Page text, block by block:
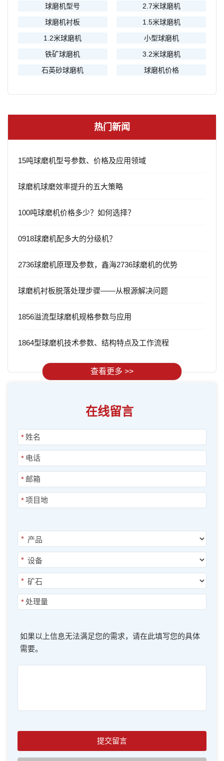
球磨机型号
2.7米球磨机
球磨机衬板
1.5米球磨机
1.2米球磨机
小型球磨机
铁矿球磨机
3.2米球磨机
石英砂球磨机
球磨机价格
热门新闻
15吨球磨机型号参数、价格及应用领域
球磨机球磨效率提升的五大策略
100吨球磨机价格多少？如何选择？
0918球磨机配多大的分级机？
2736球磨机原理及参数，鑫海2736球磨机的优势
球磨机衬板脱落处理步骤——从根源解决问题
1856溢流型球磨机规格参数与应用
1864型球磨机技术参数、结构特点及工作流程
查看更多 >>
在线留言
*
*
*
*
*
*
*
*
如果以上信息无法满足您的需求，请在此填写您的具体
需要。